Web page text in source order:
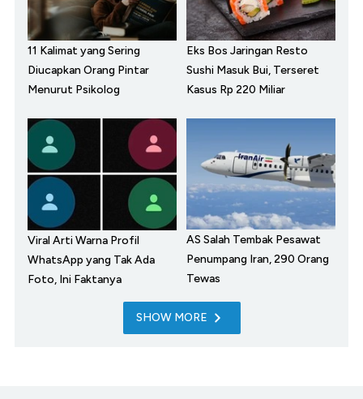
11 Kalimat yang Sering
Diucapkan Orang Pintar
Menurut Psikolog
Eks Bos Jaringan Resto
Sushi Masuk Bui, Terseret
Kasus Rp 220 Miliar
Viral Arti Warna Profil
WhatsApp yang Tak Ada
Foto, Ini Faktanya
AS Salah Tembak Pesawat
Penumpang Iran, 290 Orang
Tewas
SHOW MORE